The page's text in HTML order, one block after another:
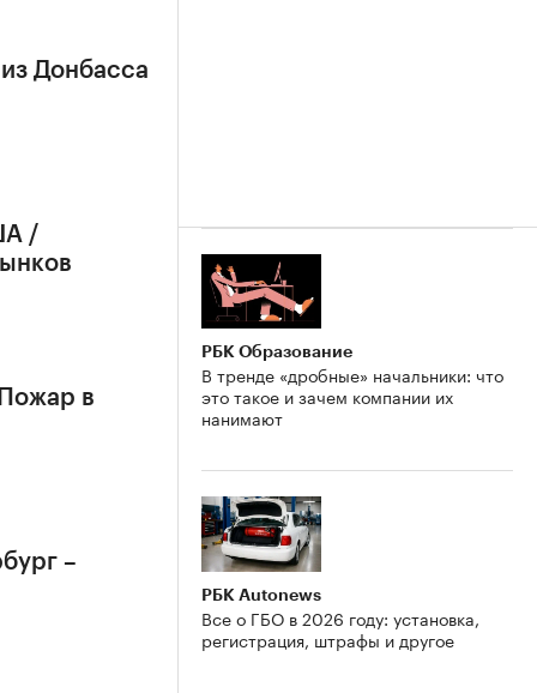
Донбасса
/
в
–
РБК Образование
В тренде «дробные» начальники: что
это такое и зачем компании их
нанимают
РБК Autonews
Все о ГБО в 2026 году: установка,
регистрация, штрафы и другое